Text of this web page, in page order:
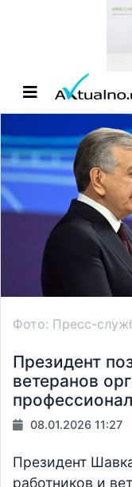
Фото: Пресс-
Президент
ветеранов
08.01.2026 11:27
Президент
работников и